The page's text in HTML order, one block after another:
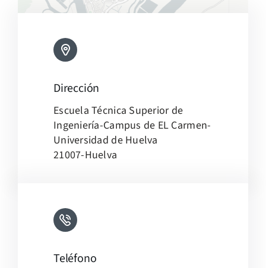
OpenStreetMap, under ODbL.
Dirección
Escuela Técnica Superior de
Ingeniería-Campus de EL Carmen-
Universidad de Huelva
21007-Huelva
Teléfono